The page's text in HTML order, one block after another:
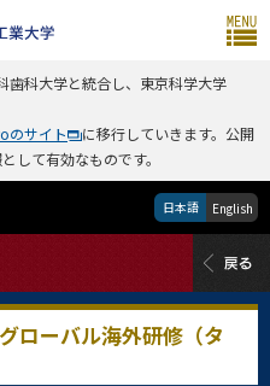
歯科大学と統合し、東京科学大学
のサイト
に移行していきます。公開
して有効なものです。
日本語 English
ローバル海外研修（タ